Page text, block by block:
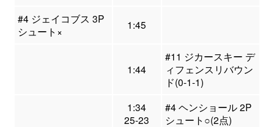
#4 ジェイコブス 3P
シュート×
1:45
1:44
#11 ジカースキー デ
ィフェンスリバウン
ド(0-1-1)
1:34
25-23
#4 ヘンショール 2P
シュート○(2点)